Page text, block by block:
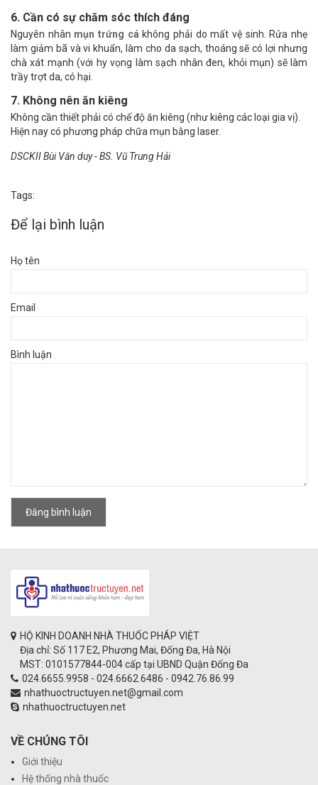
6. Cần có sự chăm sóc thích đáng
Nguyên nhân mụn trứng cá không phải do mất vệ sinh. Rửa nhẹ
làm giảm bã và vi khuẩn, làm cho da sạch, thoáng sẽ có lợi nhưng
chà xát mạnh (với hy vọng làm sạch nhân đen, khỏi mụn) sẽ làm
trầy trợt da, có hại.
7. Không nên ăn kiêng
Không cần thiết phải có chế độ ăn kiêng (như kiêng các loại gia vị).
Hiện nay có phương pháp chữa mụn bằng laser.
DSCKII Bùi Văn duy - BS. Vũ Trung Hải
Tags:
Để lại bình luận
Họ tên
Email
Bình luận
Đăng bình luận
HỘ KINH DOANH NHÀ THUỐC PHÁP VIỆT
Địa chỉ: Số 117 E2, Phương Mai, Đống Đa, Hà Nội
MST: 0101577844-004 cấp tại UBND Quận Đống Đa
024.6655.9958 - 024.6662.6486 - 0942.76.86.99
nhathuoctructuyen.net@gmail.com
nhathuoctructuyen.net
VỀ CHÚNG TÔI
Giới thiệu
Hệ thống nhà thuốc